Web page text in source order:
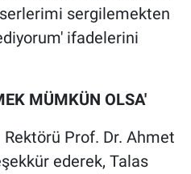
sergilemekten
ifadelerini
MÜMKÜN OLSA'
Prof. Dr. Ahmet
ederek, Talas